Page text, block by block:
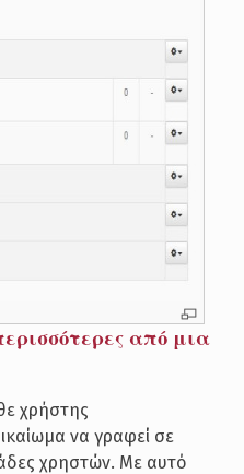
από μια
χρήστης
να γραφεί σε
χρηστών. Με αυτό